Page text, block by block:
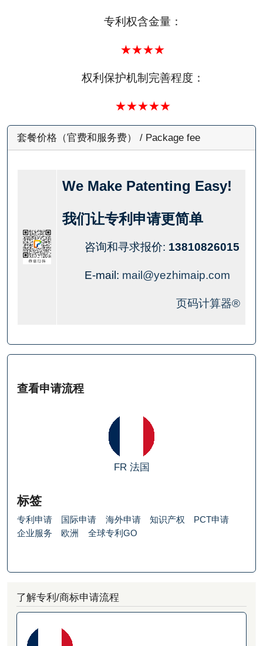
专利权含金量：
★★★★
权利保护机制完善程度：
★★★★★
套餐价格（官费和服务费） / Package fee
We Make Patenting Easy!
我们让专利申请更简单
咨询和寻求报价: 13810826015
E-mail: mail@yezhimaip.com
页码计算器®
查看申请流程
FR 法国
标签
专利申请 国际申请 海外申请 知识产权
PCT申请
企业服务
欧洲 全球专利GO
了解专利/商标申请流程